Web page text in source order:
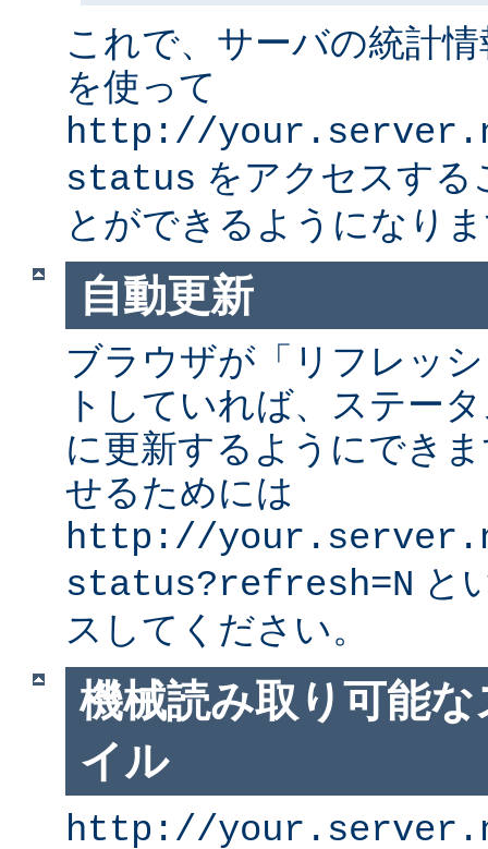
これで、サーバの統計
を使って
http://
status をアクセスす
とができるようになり
自動更新
ブラウザが「リフレッ
トしていれば、ステー
に更新するようにでき
せるためには
http://
status?refresh=N と
スしてください。
機械読み取り可能
イル
http://